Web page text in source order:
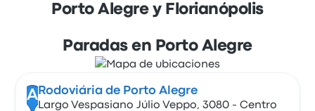
Porto Alegre y Florianópolis
Paradas en Porto Alegre
A Rodoviária de Porto Alegre
Largo Vespasiano Júlio Veppo, 3080 - Centro